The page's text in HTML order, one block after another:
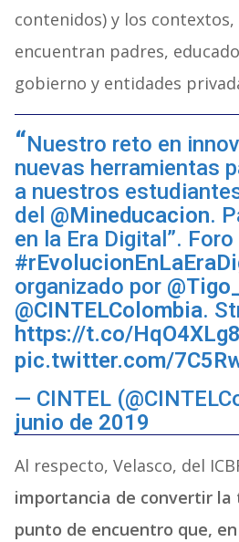
contenidos) y los contextos,
encuentran padres,
gobierno y entidades
Nuestro reto en
nuevas herramientas
a nuestros
del @Mineducacion.
en la Era Digital”. Foro
organizado por
@CINTELColombia.
https://t.co/
pic.twitter.com/
— CINTEL
junio de 2019
Al respecto, Velasco, del
importancia de convertir la
punto de encuentro que,